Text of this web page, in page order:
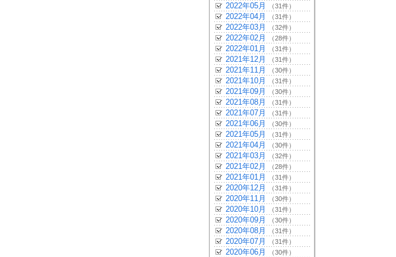
2022年05月 （31件）
2022年04月 （31件）
2022年03月 （32件）
2022年02月 （28件）
2022年01月 （31件）
2021年12月 （31件）
2021年11月 （30件）
2021年10月 （31件）
2021年09月 （30件）
2021年08月 （31件）
2021年07月 （31件）
2021年06月 （30件）
2021年05月 （31件）
2021年04月 （30件）
2021年03月 （32件）
2021年02月 （28件）
2021年01月 （31件）
2020年12月 （31件）
2020年11月 （30件）
2020年10月 （31件）
2020年09月 （30件）
2020年08月 （31件）
2020年07月 （31件）
2020年06月 （30件）